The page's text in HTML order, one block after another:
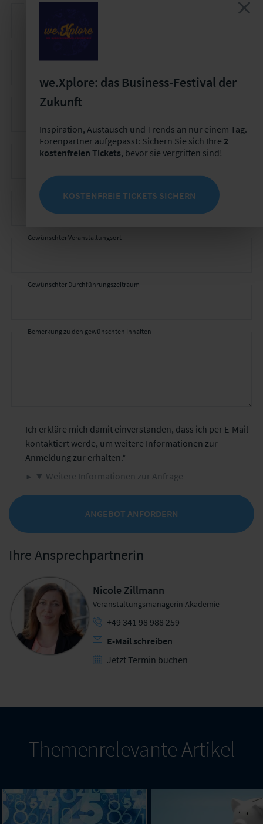
Ihr Vor- und Nachname *
Ihre E-Mail-Adresse *
Ihre Telefonnummer
Voraussichtliche Teilnehmeranzahl
Gewünschter Veranstaltungsort
Gewünschter Durchführungszeitraum
Bemerkung zu den gewünschten Inhalten
Ich erkläre mich damit einverstanden, dass ich per E-Mail
kontaktiert werde, um weitere Informationen zur
Anmeldung zur erhalten.
▼ Weitere Informationen zur Anfrage
ANGEBOT ANFORDERN
Ihre Ansprechpartnerin
Nicole Zillmann
Veranstaltungsmanagerin Akademie
+49 341 98 988 259
E-Mail schreiben
Jetzt Termin buchen
Themenrelevante Artikel
we.Xplore: das Business-Festival der
Zukunft
Inspiration, Austausch und Trends an nur einem Tag.
Forenpartner aufgepasst: Sichern Sie sich Ihre 2
kostenfreien Tickets, bevor sie vergriffen sind!
KOSTENFREIE TICKETS SICHERN